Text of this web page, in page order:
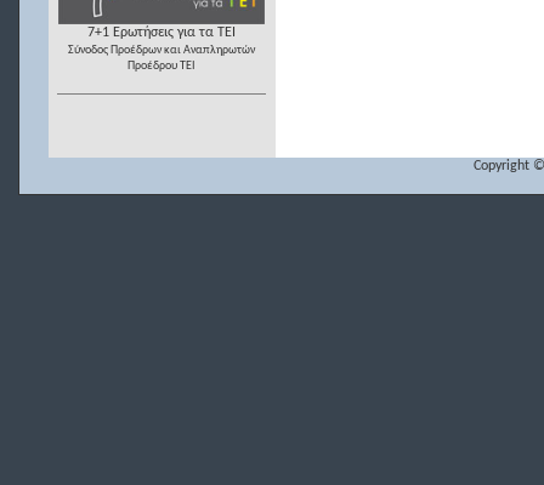
7+1 Ερωτήσεις για τα ΤΕΙ
Σύνοδος Προέδρων και Αναπληρωτών
Προέδρου ΤΕΙ
Copyright